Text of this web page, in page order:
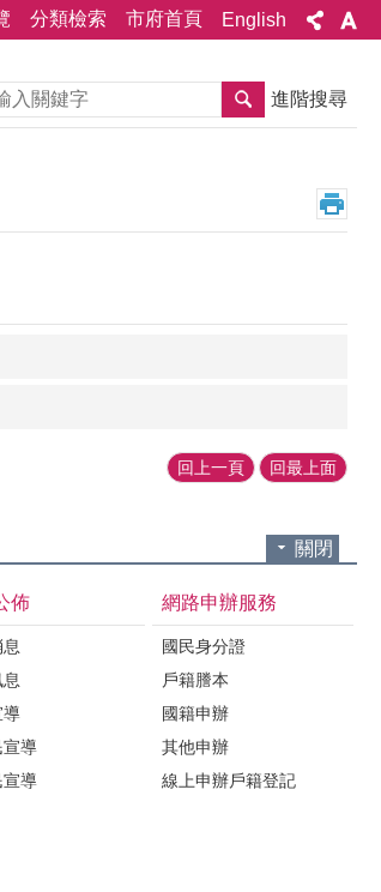
分類檢索 市府首頁 English
搜尋 進階搜尋
回上一頁 回最上面
關閉
佈
導
宣導
宣導
網路申辦服務
國民身分證
戶籍謄本
國籍申辦
其他申辦
線上申辦戶籍登記